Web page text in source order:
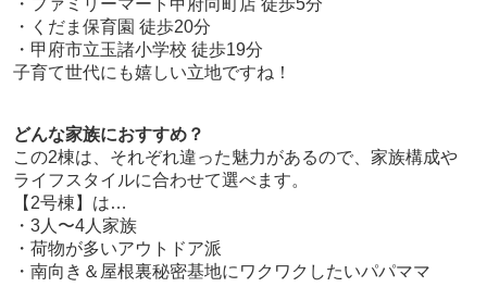
・ファミリーマート甲府向町店 徒歩5分
・くだま保育園 徒歩20分
・甲府市立玉諸小学校 徒歩19分
子育て世代にも嬉しい立地ですね！
どんな家族におすすめ？
この2棟は、それぞれ違った魅力があるので、家族構成や
ライフスタイルに合わせて選べます。
【2号棟】は…
・3人〜4人家族
・荷物が多いアウトドア派
・南向き＆屋根裏秘密基地にワクワクしたいパパママ